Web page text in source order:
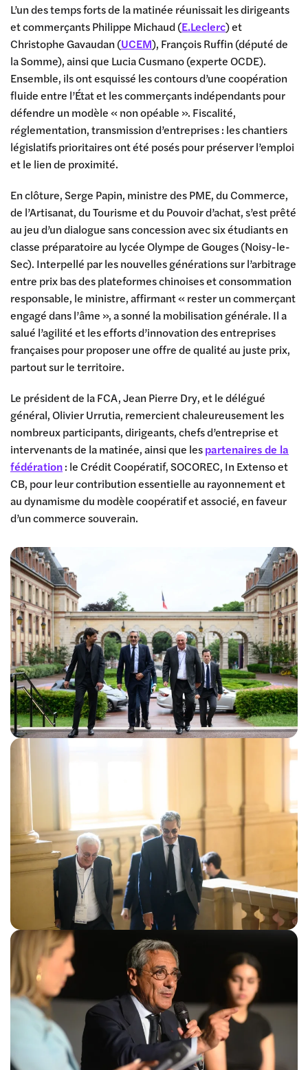
L’un des temps forts de la matinée réunissait les dirigeants
et commerçants Philippe Michaud (E.Leclerc) et
Christophe Gavaudan (UCEM), François Ruffin (député de
la Somme), ainsi que Lucia Cusmano (experte OCDE).
Ensemble, ils ont esquissé les contours d’une coopération
fluide entre l’État et les commerçants indépendants pour
défendre un modèle « non opéable ». Fiscalité,
réglementation, transmission d’entreprises : les chantiers
législatifs prioritaires ont été posés pour préserver l’emploi
et le lien de proximité.
En clôture, Serge Papin, ministre des PME, du Commerce,
de l’Artisanat, du Tourisme et du Pouvoir d’achat, s’est prêté
au jeu d’un dialogue sans concession avec six étudiants en
classe préparatoire au lycée Olympe de Gouges (Noisy-le-
Sec). Interpellé par les nouvelles générations sur l’arbitrage
entre prix bas des plateformes chinoises et consommation
responsable, le ministre, affirmant « rester un commerçant
engagé dans l’âme », a sonné la mobilisation générale. Il a
salué l’agilité et les efforts d’innovation des entreprises
françaises pour proposer une offre de qualité au juste prix,
partout sur le territoire.
Le président de la FCA, Jean Pierre Dry, et le délégué
général, Olivier Urrutia, remercient chaleureusement les
nombreux participants, dirigeants, chefs d’entreprise et
intervenants de la matinée, ainsi que lespartenaires de la
fédération: le Crédit Coopératif, SOCOREC, In Extenso et
CB, pour leur contribution essentielle au rayonnement et
au dynamisme du modèle coopératif et associé, en faveur
d’un commerce souverain.